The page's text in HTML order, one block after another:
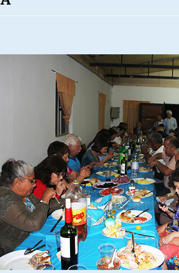
MUNICIPALIDADES,
DESPIDOS
28/05/2026
¿Asesores con doble
18/04/2026